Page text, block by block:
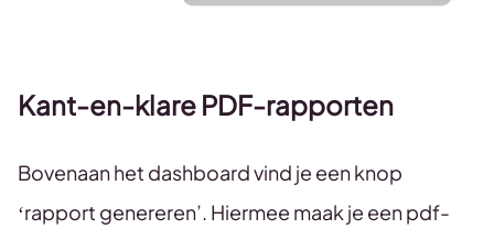
Kant-en-klare PDF-rapporten
Bovenaan het dashboard vind je een knop
‘rapport genereren’. Hiermee maak je een pdf-